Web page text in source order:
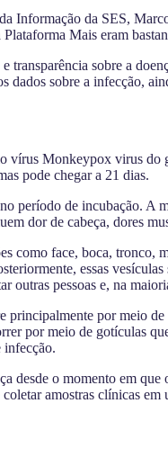
Informação da SES,
Mais eram
transparência sobre a
dados sobre a infecção,
vírus Monkeypox virus do
pode chegar a 21 dias.
período de incubação.
dor de cabeça, dores
como face, boca, tronco,
essas
outras pessoas e, na
principalmente por meio
por meio de gotículas
infecção.
desde o momento em
amostras clínicas em